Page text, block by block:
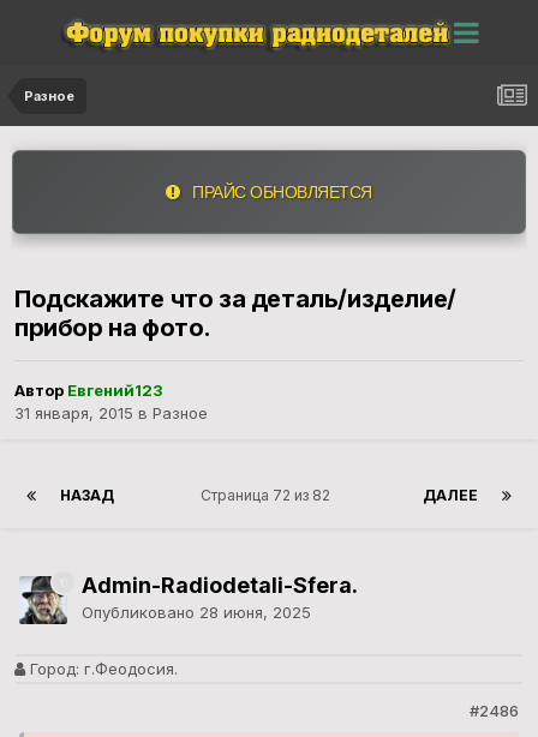
Разное
ПРАЙС ОБНОВЛЯЕТСЯ
Подскажите что за деталь/изделие/
прибор на фото.
Автор Евгений123
31 января, 2015 в Разное
НАЗАД ДАЛЕЕ
Страница 72 из 82
Admin-Radiodetali-Sfera.
Опубликовано 28 июня, 2025
Город: г.Феодосия.
#2486